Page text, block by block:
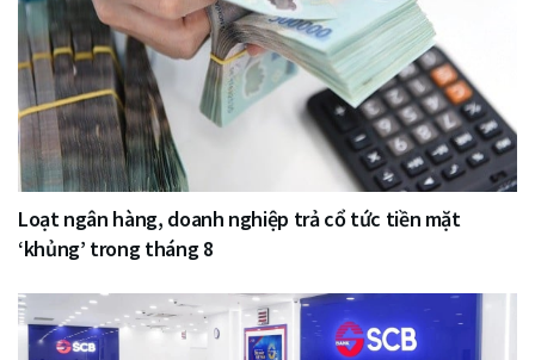
Loạt ngân hàng, doanh nghiệp trả cổ tức tiền mặt
‘khủng’ trong tháng 8